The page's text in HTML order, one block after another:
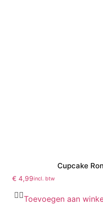
Cupcake
€ 4,99incl. btw
Toevoegen aan